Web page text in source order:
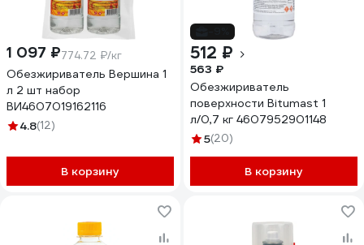
1 097 ₽774.72 ₽/кг
Обезжириватель Вершина 1
л 2 шт набор
ВИ4607019162116
4.8(12)
В корзину
512 ₽
563 ₽
Обезжириватель
поверхности Bitumast 1
л/0,7 кг 4607952901148
5(20)
В корзину